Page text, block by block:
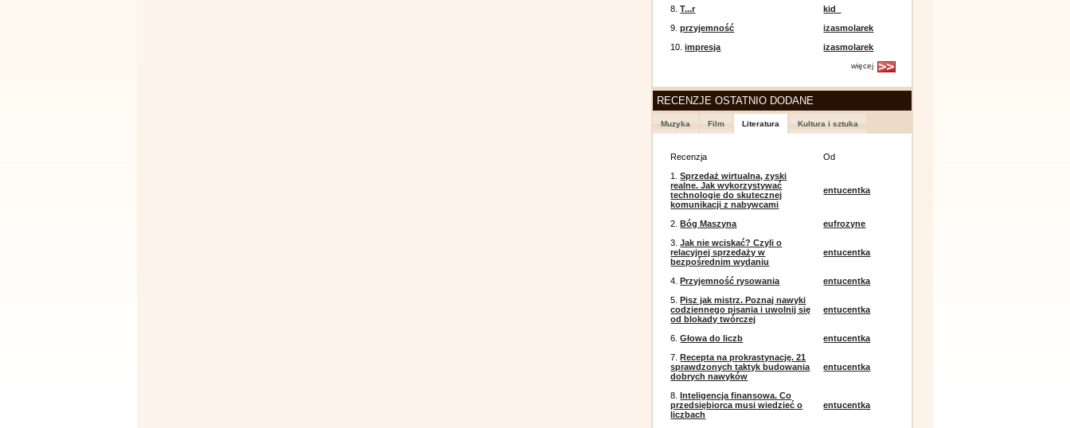
8.T...r
kid_
9.przyjemność
izasmolarek
10.impresja izasmolarek
więcej
RECENZJE OSTATNIO DODANE
Muzyka Film Literatura Kultura i sztuka
Recenzja
Od
1.Sprzedaż wirtualna, zyski
realne. Jak wykorzystywać
technologie do skutecznej
komunikacji z nabywcami
entucentka
2.Bóg Maszyna
eufrozyne
3.Jak nie wciskać? Czyli o
relacyjnej sprzedaży w
bezpośrednim wydaniu
entucentka
4.Przyjemność rysowania
entucentka
5.Pisz jak mistrz. Poznaj nawyki
codziennego pisania i uwolnij się
od blokady twórczej
entucentka
6.Głowa do liczb
entucentka
7.Recepta na prokrastynację. 21
sprawdzonych taktyk budowania
dobrych nawyków
entucentka
8.Inteligencja finansowa. Co
przedsiębiorca musi wiedzieć o
liczbach
entucentka